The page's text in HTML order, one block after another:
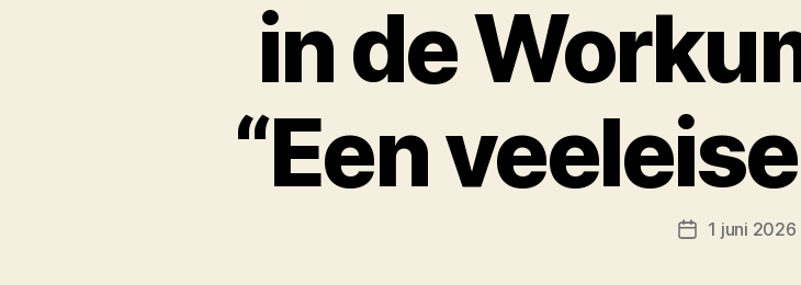
in de
“Een
Berichtdatum
1 juni 2026